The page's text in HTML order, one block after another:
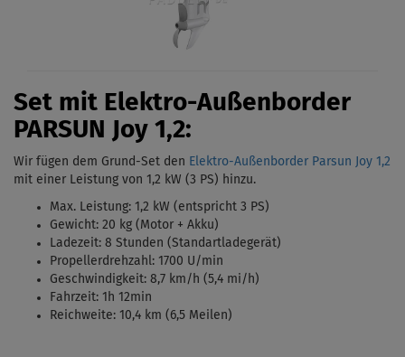
Set mit Elektro-Außenborder
PARSUN Joy 1,2:
Wir fügen dem Grund-Set den Elektro-Außenborder Parsun Joy 1,2
mit einer Leistung von 1,2 kW (3 PS) hinzu.
Max. Leistung: 1,2 kW (entspricht 3 PS)
Gewicht: 20 kg (Motor + Akku)
Ladezeit: 8 Stunden (Standartladegerät)
Propellerdrehzahl: 1700 U/min
Geschwindigkeit: 8,7 km/h (5,4 mi/h)
Fahrzeit: 1h 12min
Reichweite: 10,4 km (6,5 Meilen)